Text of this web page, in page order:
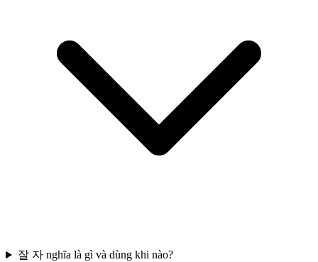
잘 자 nghĩa là gì và dùng khi nào?